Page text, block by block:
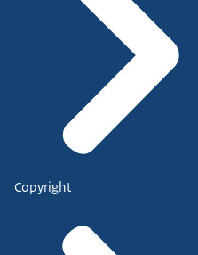
Copyright